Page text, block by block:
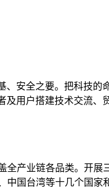
安全之要。把科技的
用户搭建技术交流、
产业链各品类。开展
中国台湾等十几个国